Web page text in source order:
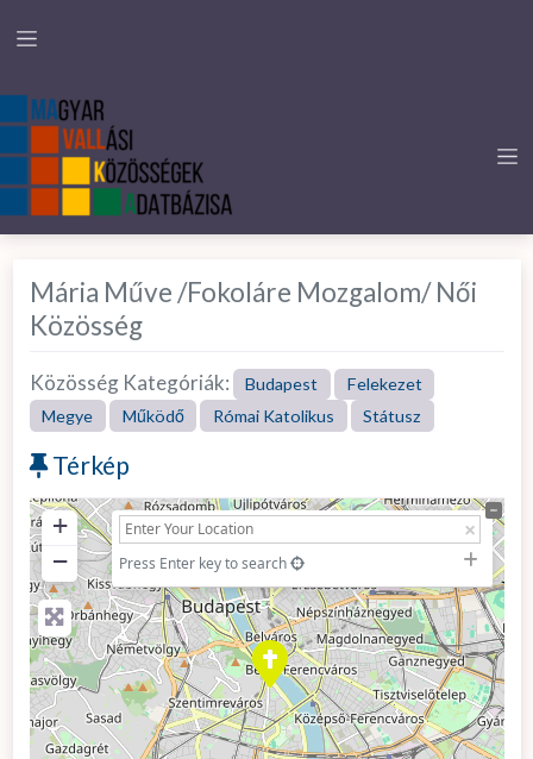
Mária Műve /Fokoláre Mozgalom/ Női
Közösség
Közösség Kategóriák: Budapest
Felekezet
Megye
Működő Római Katolikus Státusz
Térkép
+
−
Press Enter key to search